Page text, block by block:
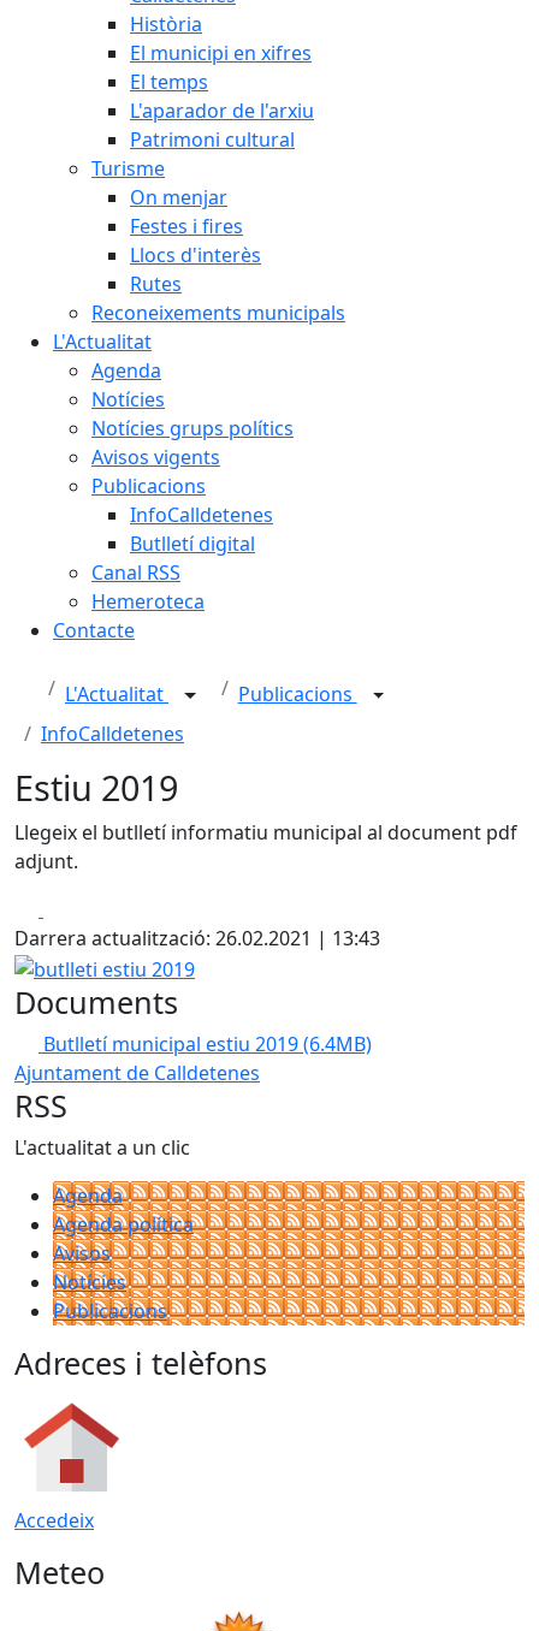
Història
El municipi en xifres
El temps
L'aparador de l'arxiu
Patrimoni cultural
Turisme
On menjar
Festes i fires
Llocs d'interès
Rutes
Reconeixements municipals
L'Actualitat
Agenda
Notícies
Notícies grups polítics
Avisos vigents
Publicacions
InfoCalldetenes
Butlletí digital
Canal RSS
Hemeroteca
Contacte
L'Actualitat
Publicacions
InfoCalldetenes
Estiu 2019
Llegeix el butlletí informatiu municipal al document pdf
adjunt.
Darrera actualització: 26.02.2021 | 13:43
butlleti estiu 2019
Documents
Butlletí municipal estiu 2019(6.4MB)
Ajuntament de Calldetenes
RSS
L'actualitat a un clic
Agenda
Agenda política
Avisos
Notícies
Publicacions
Adreces i telèfons
Accedeix
Meteo